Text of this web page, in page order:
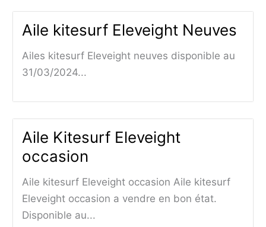
Aile kitesurf Eleveight Neuves
Ailes kitesurf Eleveight neuves disponible au
31/03/2024...
Aile Kitesurf Eleveight
occasion
Aile kitesurf Eleveight occasion Aile kitesurf
Eleveight occasion a vendre en bon état.
Disponible au...